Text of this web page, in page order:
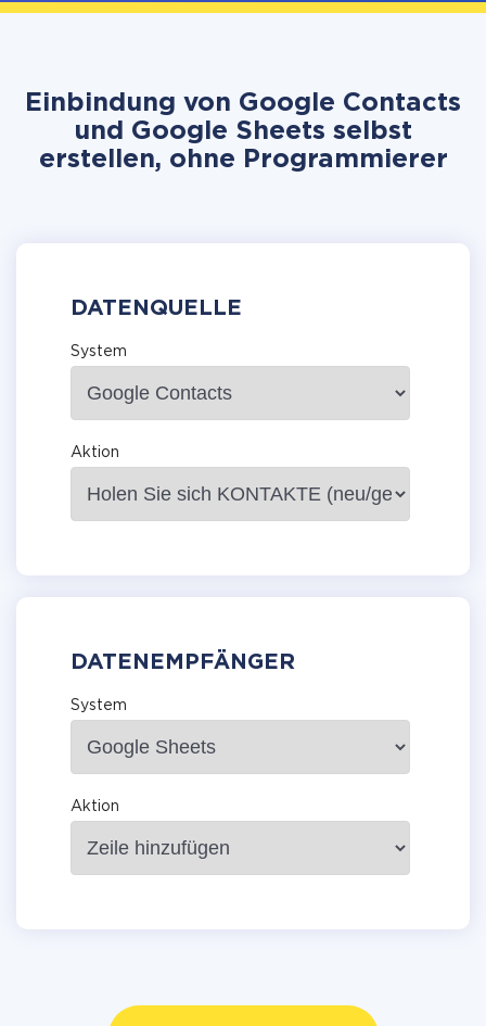
Einbindung von Google Contacts
und Google Sheets selbst
erstellen, ohne Programmierer
DATENQUELLE
System
Aktion
DATENEMPFÄNGER
System
Aktion